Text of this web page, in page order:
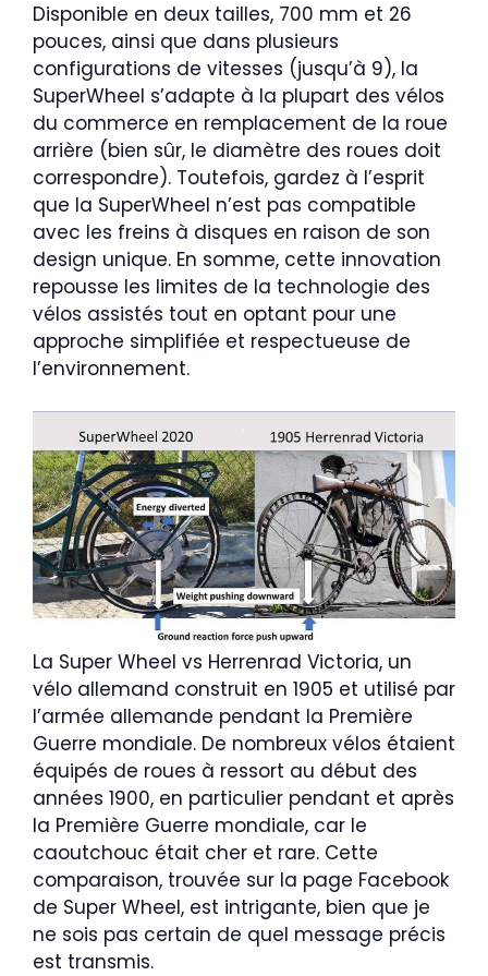
Disponible en deux tailles, 700 mm et 26
pouces, ainsi que dans plusieurs
configurations de vitesses (jusqu’à 9), la
SuperWheel s’adapte à la plupart des vélos
du commerce en remplacement de la roue
arrière (bien sûr, le diamètre des roues doit
correspondre). Toutefois, gardez à l’esprit
que la SuperWheel n’est pas compatible
avec les freins à disques en raison de son
design unique. En somme, cette innovation
repousse les limites de la technologie des
vélos assistés tout en optant pour une
approche simplifiée et respectueuse de
l’environnement.
La Super Wheel vs Herrenrad Victoria, un
vélo allemand construit en 1905 et utilisé par
l’armée allemande pendant la Première
Guerre mondiale. De nombreux vélos étaient
équipés de roues à ressort au début des
années 1900, en particulier pendant et après
la Première Guerre mondiale, car le
caoutchouc était cher et rare. Cette
comparaison, trouvée sur la page Facebook
de Super Wheel, est intrigante, bien que je
ne sois pas certain de quel message précis
est transmis.